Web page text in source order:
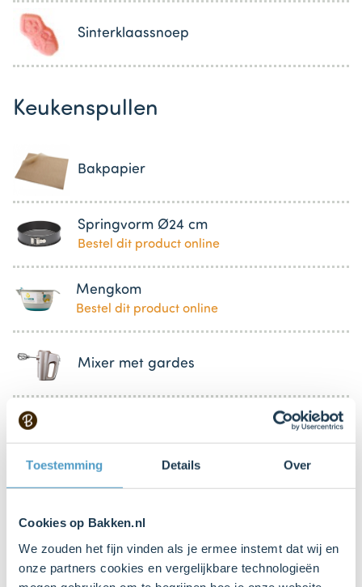
Toestemming Details Over
Cookies op Bakken.nl
We zouden het fijn vinden als je ermee instemt dat wij en
onze partners cookies en vergelijkbare technologieën
Sinterklaassnoep
Keukenspullen
Bakpapier
Springvorm Ø24 cm
Bestel dit product online
Mengkom
Bestel dit product online
Mixer met gardes
bij ons zusje
DeLeuksteTaartenshop.
Stappen